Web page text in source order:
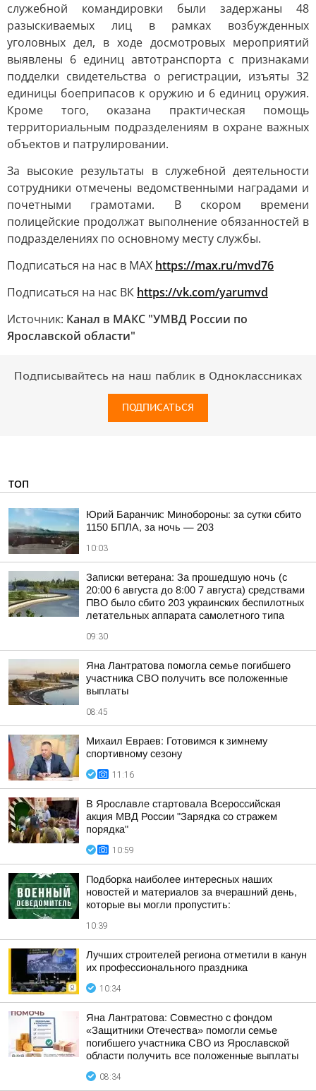
служебной командировки были задержаны 48
разыскиваемых лиц в рамках возбужденных
уголовных дел, в ходе досмотровых мероприятий
выявлены 6 единиц автотранспорта с признаками
подделки свидетельства о регистрации, изъяты 32
единицы боеприпасов к оружию и 6 единиц оружия.
Кроме того, оказана практическая помощь
территориальным подразделениям в охране важных
объектов и патрулировании.
За высокие результаты в служебной деятельности
сотрудники отмечены ведомственными наградами и
почетными грамотами. В скором времени
полицейские продолжат выполнение обязанностей в
подразделениях по основному месту службы.
Подписаться на нас в МАХ https://max.ru/mvd76
Подписаться на нас ВК https://vk.com/yarumvd
Источник: Канал в МАКС "УМВД России по
Ярославской области"
Подписывайтесь на наш паблик в Одноклассниках
ПОДПИСАТЬСЯ
ТОП
Юрий Баранчик: Минобороны: за сутки сбито
1150 БПЛА, за ночь — 203
10:03
Записки ветерана: За прошедшую ночь (с
20:00 6 августа до 8:00 7 августа) средствами
ПВО было сбито 203 украинских беспилотных
летательных аппарата самолетного типа
09:30
Яна Лантратова помогла семье погибшего
участника СВО получить все положенные
выплаты
08:45
Михаил Евраев: Готовимся к зимнему
спортивному сезону
11:16
В Ярославле стартовала Всероссийская
акция МВД России "Зарядка со стражем
порядка"
10:59
Подборка наиболее интересных наших
новостей и материалов за вчерашний день,
которые вы могли пропустить:
10:39
Лучших строителей региона отметили в канун
их профессионального праздника
10:34
Яна Лантратова: Совместно с фондом
«Защитники Отечества» помогли семье
погибшего участника СВО из Ярославской
области получить все положенные выплаты
08:34